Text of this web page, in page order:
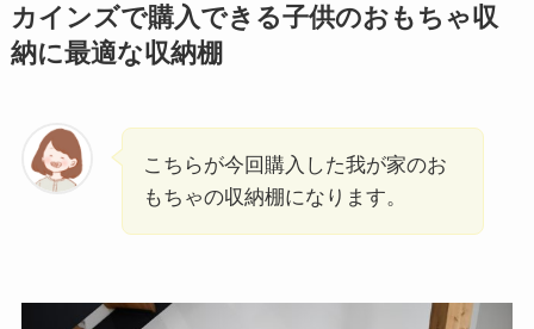
カインズで購入できる子供のおもちゃ収
納に最適な収納棚
こちらが今回購入した我が家のお
もちゃの収納棚になります。